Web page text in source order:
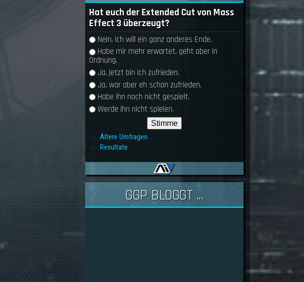
Hat euch der Extended Cut von Mass
Effect 3 überzeugt?
Auswahlmöglichkeiten
Nein, ich will ein ganz anderes Ende.
Habe mir mehr erwartet, geht aber in
Ordnung.
Ja, jetzt bin ich zufrieden.
Ja, war aber eh schon zufrieden.
Habe ihn noch nicht gespielt.
Werde ihn nicht spielen.
Ältere Umfragen
Resultate
GGP BLOGGT ...